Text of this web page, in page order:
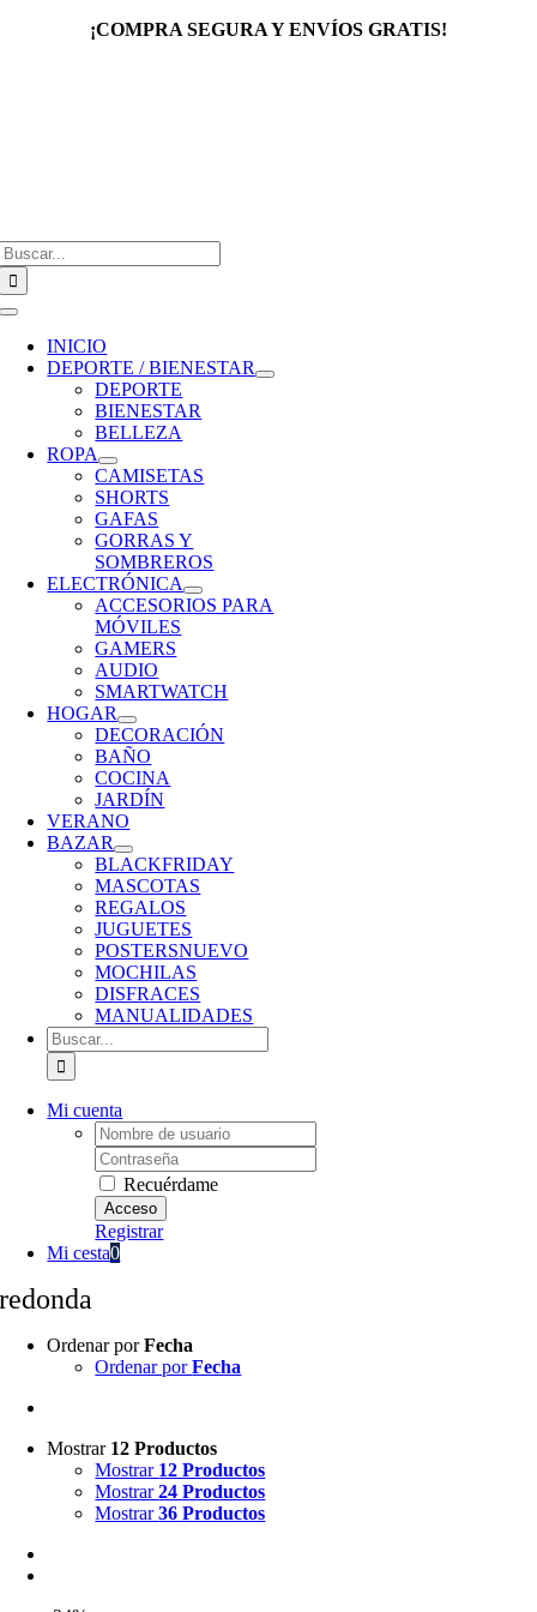
¡COMPRA SEGURA Y ENVÍOS GRATIS!
Toggle
Navigation
INICIO
DEPORTE / BIENESTAR
DEPORTE
BIENESTAR
BELLEZA
ROPA
CAMISETAS
SHORTS
GAFAS
GORRAS Y
SOMBREROS
ELECTRÓNICA
ACCESORIOS PARA
MÓVILES
GAMERS
AUDIO
SMARTWATCH
HOGAR
DECORACIÓN
BAÑO
COCINA
JARDÍN
VERANO
BAZAR
BLACKFRIDAY
MASCOTAS
REGALOS
JUGUETES
POSTERSNUEVO
MOCHILAS
DISFRACES
MANUALIDADES
Buscar:
Mi cuenta
Username:
Password:
Recuérdame
Registrar
Mi cesta0
redonda
Ordenar porFecha
Ordenar porFecha
Mostrar 12 Productos
Mostrar 12 Productos
Mostrar24 Productos
Mostrar36 Productos